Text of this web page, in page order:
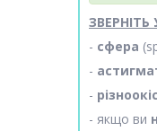
ЗВЕРНІТЬ
- сфера
-
-
- якщо ви